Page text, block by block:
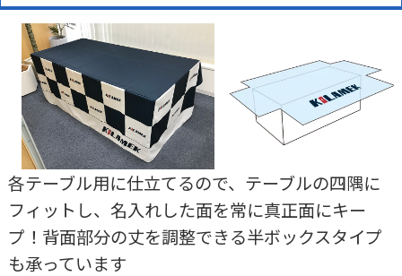
各テーブル用に仕立てるので、テーブルの四隅に
フィットし、名入れした面を常に真正面にキー
プ！背面部分の丈を調整できる半ボックスタイプ
も承っています